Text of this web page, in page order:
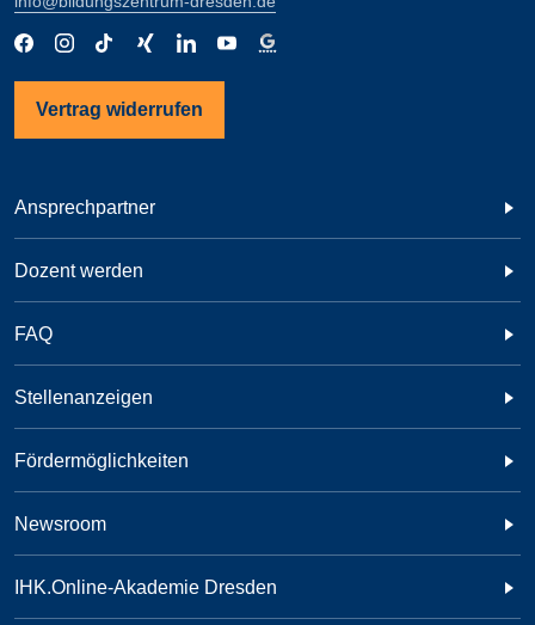
Vertrag widerrufen
Ansprechpartner
Dozent werden
FAQ
Stellenanzeigen
Fördermöglichkeiten
Newsroom
IHK.Online-Akademie Dresden